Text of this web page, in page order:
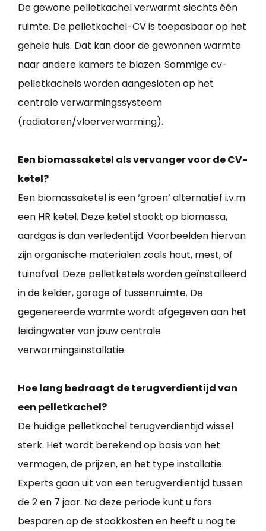
De gewone pelletkachel verwarmt slechts één
ruimte. De pelletkachel-CV is toepasbaar op het
gehele huis. Dat kan door de gewonnen warmte
naar andere kamers te blazen. Sommige cv-
pelletkachels worden aangesloten op het
centrale verwarmingssysteem
(radiatoren/vloerverwarming).
Een biomassaketel als vervanger voor de CV-
ketel?
Een biomassaketel is een ‘groen’ alternatief i.v.m
een HR ketel. Deze ketel stookt op biomassa,
aardgas is dan verledentijd. Voorbeelden hiervan
zijn organische materialen zoals hout, mest, of
tuinafval. Deze pelletketels worden geïnstalleerd
in de kelder, garage of tussenruimte. De
gegenereerde warmte wordt afgegeven aan het
leidingwater van jouw centrale
verwarmingsinstallatie.
Hoe lang bedraagt de terugverdientijd van
een pelletkachel?
De huidige pelletkachel terugverdientijd wissel
sterk. Het wordt berekend op basis van het
vermogen, de prijzen, en het type installatie.
Experts gaan uit van een terugverdientijd tussen
de 2 en 7 jaar. Na deze periode kunt u fors
besparen op de stookkosten en heeft u nog te